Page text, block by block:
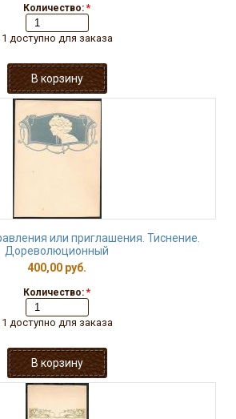
Количество: *
1 доступно для заказа
или приглашения. Тиснение.
Дореволюционный
400,00 руб.
Количество: *
1 доступно для заказа